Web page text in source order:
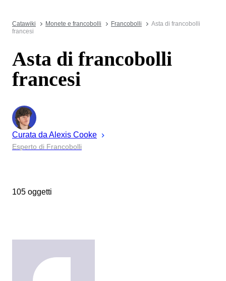
Catawiki Monete e francobolli Francobolli
Asta di francobolli
francesi
Asta di francobolli
francesi
Curata da Alexis Cooke
Esperto di Francobolli
105 oggetti